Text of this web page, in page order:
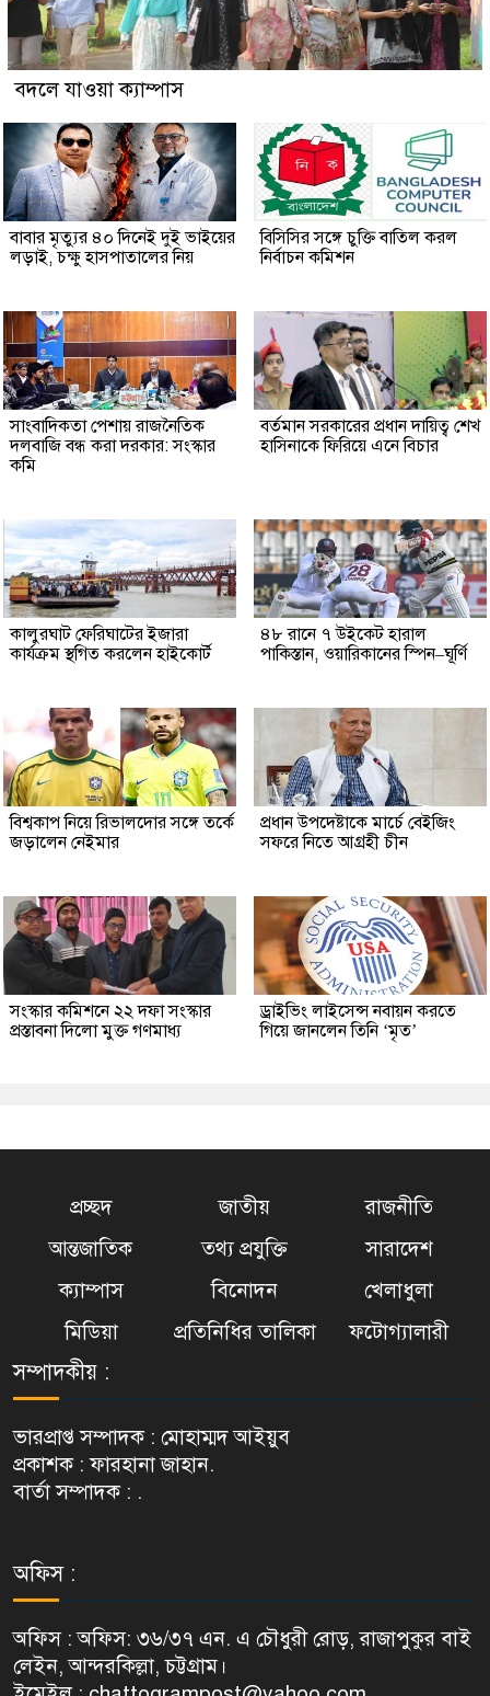
বদলে যাওয়া ক্যাম্পাস
বাবার মৃত্যুর ৪০ দিনেই দুই ভাইয়ের
লড়াই, চক্ষু হাসপাতালের নিয়
বিসিসির সঙ্গে চুক্তি বাতিল করল
নির্বাচন কমিশন
সাংবাদিকতা পেশায় রাজনৈতিক
দলবাজি বন্ধ করা দরকার: সংস্কার
কমি
বর্তমান সরকারের প্রধান দায়িত্ব শেখ
হাসিনাকে ফিরিয়ে এনে বিচার
কালুরঘাট ফেরিঘাটের ইজারা
কার্যক্রম স্থগিত করলেন হাইকোর্ট
৪৮ রানে ৭ উইকেট হারাল
পাকিস্তান, ওয়ারিকানের স্পিন–ঘূর্ণি
বিশ্বকাপ নিয়ে রিভালদোর সঙ্গে তর্কে
জড়ালেন নেইমার
প্রধান উপদেষ্টাকে মার্চে বেইজিং
সফরে নিতে আগ্রহী চীন
সংস্কার কমিশনে ২২ দফা সংস্কার
প্রস্তাবনা দিলো মুক্ত গণমাধ্য
ড্রাইভিং লাইসেন্স নবায়ন করতে
গিয়ে জানলেন তিনি ‘মৃত’
প্রচ্ছদ জাতীয়
রাজনীতি
আন্তজাতিক
তথ্য প্রযুক্তি
সারাদেশ
ক্যাম্পাস
বিনোদন
খেলাধুলা
মিডিয়া
প্রতিনিধির তালিকা ফটোগ্যালারী
সম্পাদকীয় :
ভারপ্রাপ্ত সম্পাদক : মোহাম্মদ আইয়ুব
প্রকাশক : ফারহানা জাহান.
বার্তা সম্পাদক : .
অফিস :
অফিস : অফিস: ৩৬/৩৭ এন. এ চৌধুরী রোড়, রাজাপুকুর বাই
লেইন, আন্দরকিল্লা, চট্টগ্রাম।